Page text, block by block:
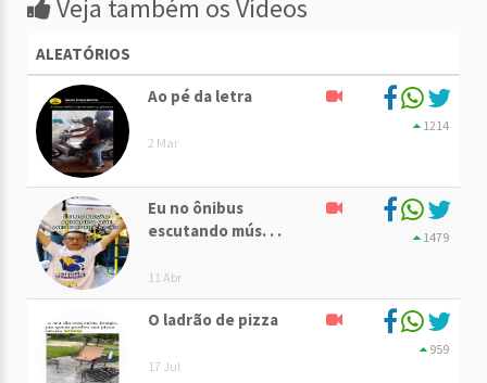
Veja também os Vídeos
ALEATÓRIOS
Ao pé da letra
2 Mar
1214
Eu no ônibus
escutando mús. . .
11 Abr
1479
O ladrão de pizza
17 Jul
959